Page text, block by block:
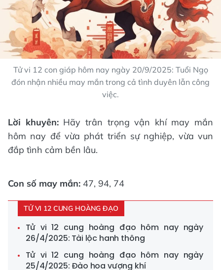
Tử vi 12 con giáp hôm nay ngày 20/9/2025: Tuổi Ngọ
đón nhận nhiều may mắn trong cả tình duyên lẫn công
việc.
Lời khuyên:Hãy trân trọng vận khí may mắn
hôm nay để vừa phát triển sự nghiệp, vừa vun
đắp tình cảm bền lâu.
Con số may mắn: 47, 94, 74
TỬ VI 12 CUNG HOÀNG ĐẠO
Tử vi 12 cung hoàng đạo hôm nay ngày
26/4/2025: Tài lộc hanh thông
Tử vi 12 cung hoàng đạo hôm nay ngày
25/4/2025: Đào hoa vượng khí